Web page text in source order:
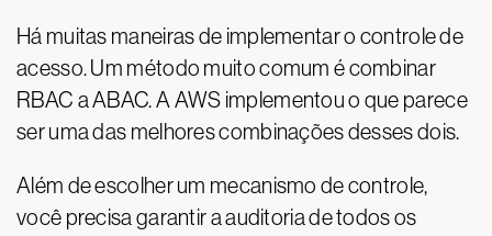
Há muitas maneiras de implementar o controle de
acesso. Um método muito comum é combinar
RBAC a ABAC. A AWS implementou o que parece
ser uma das melhores combinações desses dois.
Além de escolher um mecanismo de controle,
você precisa garantir a auditoria de todos os